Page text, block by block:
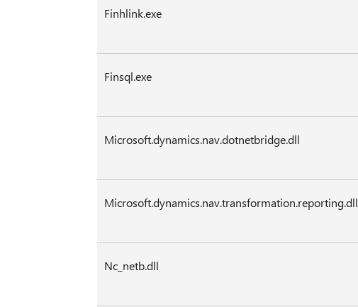
Finhlink.exe
Finsql.exe
Microsoft.dynamics.nav.dotnetbridge.dll
Microsoft.dynamics.nav.transformation.reporting.dll
Nc_netb.dll